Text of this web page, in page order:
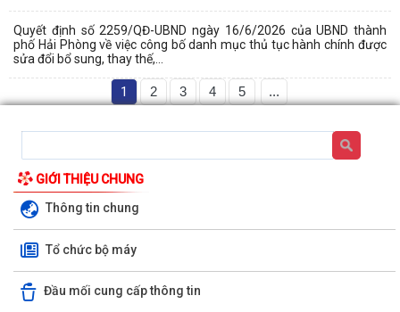
Quyết định số 2259/QĐ-UBND ngày 16/6/2026 của UBND thành
phố Hải Phòng về việc công bố danh mục thủ tục hành chính được
sửa đổi bổ sung, thay thế,...
1 2 3 4 5 ...
GIỚI THIỆU CHUNG
Thông tin chung
Tổ chức bộ máy
Đầu mối cung cấp thông tin